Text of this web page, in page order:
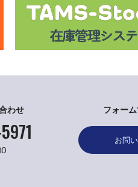
わせ フォー
お問